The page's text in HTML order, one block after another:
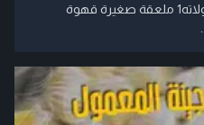
ملعقة كبيرة كاكاو250 غرام شوكولاته1 ملعقة صغيرة قهوة